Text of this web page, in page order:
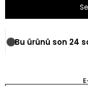
Bu ürünü son 24